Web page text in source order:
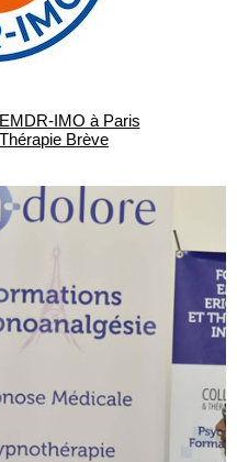
IMO à Paris
Brève